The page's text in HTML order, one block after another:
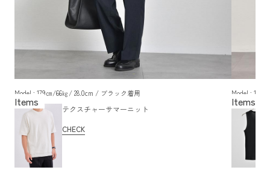
Model : 179㎝/66㎏/ 28.0cm / ブラック着用
テクスチャーサマーニット
CHECK
Model : 179